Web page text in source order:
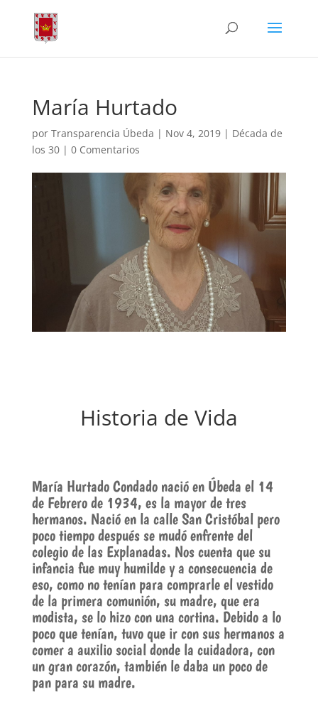
María Hurtado
por Transparencia Úbeda | Nov 4, 2019| Década de
los 30| 0 Comentarios
Historia de Vida
María Hurtado Condado nació en Úbeda el 14
de Febrero de 1934, es la mayor de tres
hermanos. Nació en la calle San Cristóbal pero
poco tiempo después se mudó enfrente del
colegio de las Explanadas. Nos cuenta que su
infancia fue muy humilde y a consecuencia de
eso, como no tenían para comprarle el vestido
de la primera comunión, su madre, que era
modista, se lo hizo con una cortina. Debido a lo
poco que tenían, tuvo que ir con sus hermanos a
comer a auxilio social donde la cuidadora, con
un gran corazón, también le daba un poco de
pan para su madre.